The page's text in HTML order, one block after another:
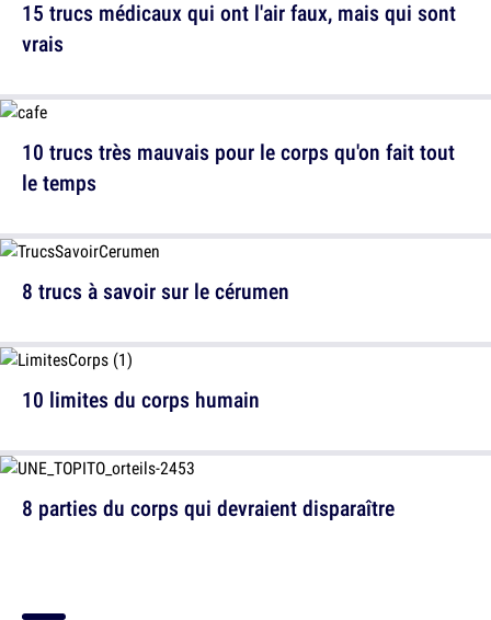
15 trucs médicaux qui ont l'air faux, mais qui sont
vrais
8 trucs à savoir sur le cérumen
8 parties du corps qui devraient disparaître
10 trucs très mauvais pour le corps qu'on fait tout
le temps
10 limites du corps humain